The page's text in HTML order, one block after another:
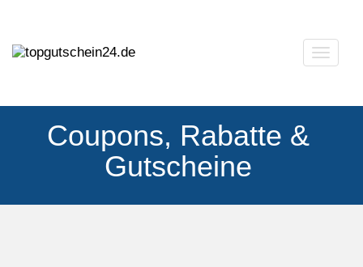
Coupons, Rabatte &
Gutscheine